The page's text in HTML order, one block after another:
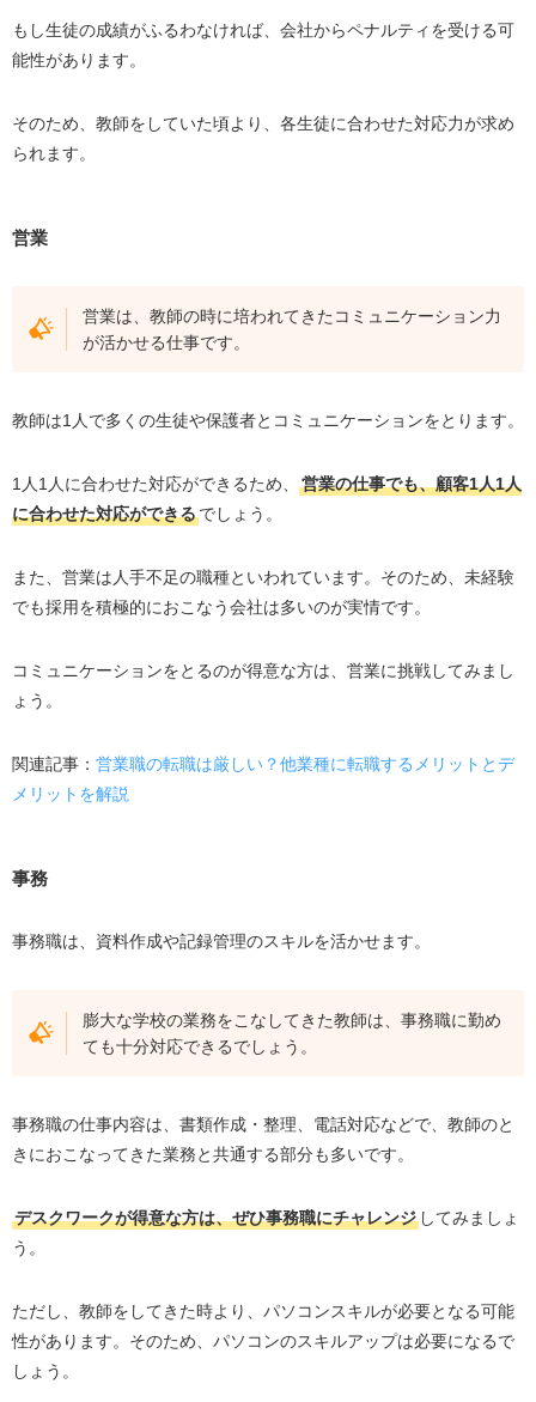
もし生徒の成績がふるわなければ、会社からペナルティを受ける可
能性があります。
そのため、教師をしていた頃より、各生徒に合わせた対応力が求め
られます。
営業
営業は、教師の時に培われてきたコミュニケーション力
が活かせる仕事です。
教師は1人で多くの生徒や保護者とコミュニケーションをとります。
1人1人に合わせた対応ができるため、
営業の仕事でも、顧客1人1人
に合わせた対応ができるでしょう。
また、営業は人手不足の職種といわれています。そのため、未経験
でも採用を積極的におこなう会社は多いのが実情です。
コミュニケーションをとるのが得意な方は、営業に挑戦してみまし
ょう。
関連記事： 営業職の転職は厳しい？他業種に転職するメリットとデ
メリットを解説
事務
事務職は、資料作成や記録管理のスキルを活かせます。
膨大な学校の業務をこなしてきた教師は、事務職に勤め
ても十分対応できるでしょう。
事務職の仕事内容は、書類作成・整理、電話対応などで、教師のと
きにおこなってきた業務と共通する部分も多いです。
デスクワークが得意な方は、ぜひ事務職にチャレンジしてみましょ
う。
ただし、教師をしてきた時より、パソコンスキルが必要となる可能
性があります。そのため、パソコンのスキルアップは必要になるで
しょう。